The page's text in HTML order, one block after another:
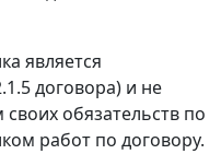
является
договора) и не
обязательств по
работ по договору.